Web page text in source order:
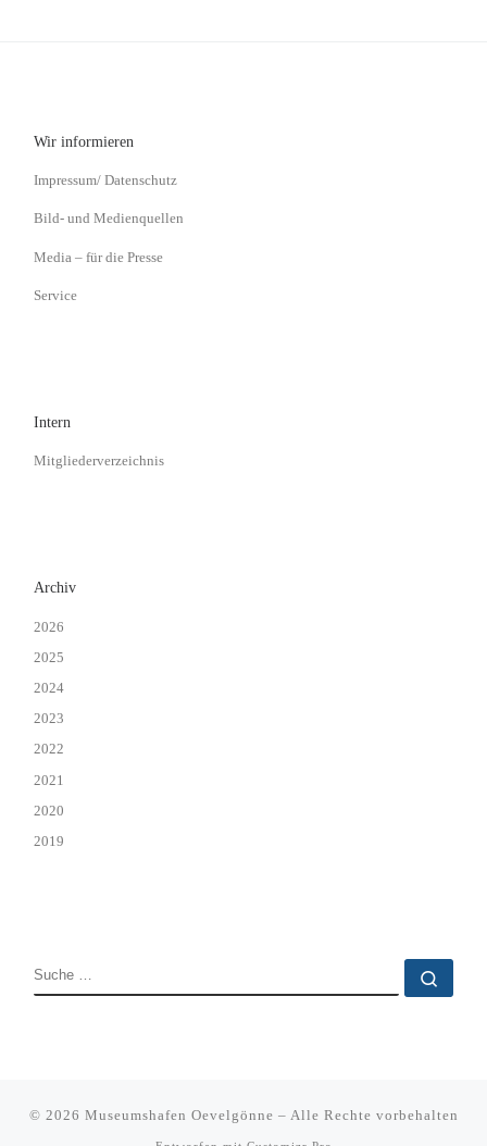
Wir informieren
Impressum/ Datenschutz
Bild- und Medienquellen
Media – für die Presse
Service
Intern
Mitgliederverzeichnis
Archiv
2026
2025
2024
2023
2022
2021
2020
2019
SUCHE
© 2026 Museumshafen Oevelgönne – Alle Rechte vorbehalten